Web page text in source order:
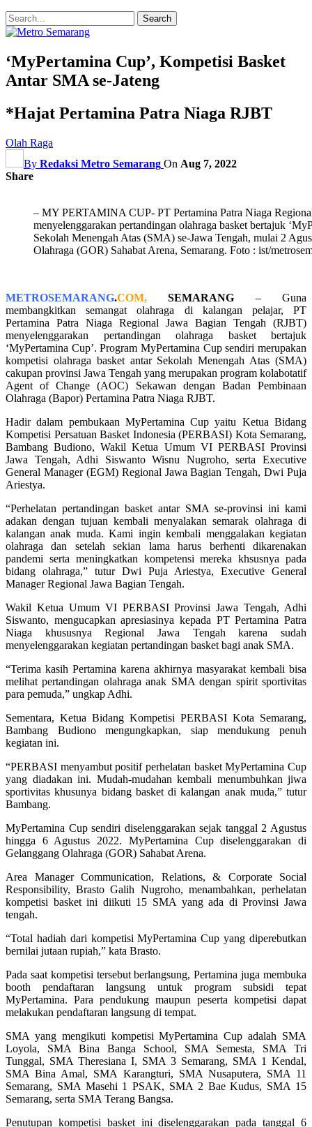
‘MyPertamina Cup’, Kompetisi Basket
Antar SMA se-Jateng
*Hajat Pertamina Patra Niaga RJBT
Olah Raga
By Redaksi Metro Semarang On Aug 7, 2022
Share
– MY PERTAMINA CUP- PT Pertamina Patra Niaga
menyelenggarakan pertandingan olahraga basket bertajuk
Sekolah Menengah Atas (SMA) se-Jawa Tengah, mulai 2
Olahraga (GOR) Sahabat Arena, Semarang. Foto : ist/
METROSEMARANG.COM,SEMARANG – Guna
membangkitkan semangat olahraga di kalangan pelajar, PT
Pertamina Patra Niaga Regional Jawa Bagian Tengah (RJBT)
menyelenggarakan pertandingan olahraga basket bertajuk
‘MyPertamina Cup’. Program MyPertamina Cup sendiri merupakan
kompetisi olahraga basket antar Sekolah Menengah Atas (SMA)
cakupan provinsi Jawa Tengah yang merupakan program kolabotatif
Agent of Change (AOC) Sekawan dengan Badan Pembinaan
Olahraga (Bapor) Pertamina Patra Niaga RJBT.
Hadir dalam pembukaan MyPertamina Cup yaitu Ketua Bidang
Kompetisi Persatuan Basket Indonesia (PERBASI) Kota Semarang,
Bambang Budiono, Wakil Ketua Umum VI PERBASI Provinsi
Jawa Tengah, Adhi Siswanto Wisnu Nugroho, serta Executive
General Manager (EGM) Regional Jawa Bagian Tengah, Dwi Puja
Ariestya.
“Perhelatan pertandingan basket antar SMA se-provinsi ini kami
adakan dengan tujuan kembali menyalakan semarak olahraga di
kalangan anak muda. Kami ingin kembali menggalakan kegiatan
olahraga dan setelah sekian lama harus berhenti dikarenakan
pandemi serta meningkatkan kompetensi mereka khsusnya pada
bidang olahraga,” tutur Dwi Puja Ariestya, Executive General
Manager Regional Jawa Bagian Tengah.
Wakil Ketua Umum VI PERBASI Provinsi Jawa Tengah, Adhi
Siswanto, mengucapkan apresiasinya kepada PT Pertamina Patra
Niaga khususnya Regional Jawa Tengah karena sudah
menyelenggarakan kegiatan pertandingan basket bagi anak SMA.
“Terima kasih Pertamina karena akhirnya masyarakat kembali bisa
melihat pertandingan olahraga anak SMA dengan spirit sportivitas
para pemuda,” ungkap Adhi.
Sementara, Ketua Bidang Kompetisi PERBASI Kota Semarang,
Bambang Budiono mengungkapkan, siap mendukung penuh
kegiatan ini.
“PERBASI menyambut positif perhelatan basket MyPertamina Cup
yang diadakan ini. Mudah-mudahan kembali menumbuhkan jiwa
sportivitas khusunya bidang basket di kalangan anak muda,” tutur
Bambang.
MyPertamina Cup sendiri diselenggarakan sejak tanggal 2 Agustus
hingga 6 Agustus 2022. MyPertamina Cup diselenggarakan di
Gelanggang Olahraga (GOR) Sahabat Arena.
Area Manager Communication, Relations, & Corporate Social
Responsibility, Brasto Galih Nugroho, menambahkan, perhelatan
kompetisi basket ini diikuti 15 SMA yang ada di Provinsi Jawa
tengah.
“Total hadiah dari kompetisi MyPertamina Cup yang diperebutkan
bernilai jutaan rupiah,” kata Brasto.
Pada saat kompetisi tersebut berlangsung, Pertamina juga membuka
booth pendaftaran langsung untuk program subsidi tepat
MyPertamina. Para pendukung maupun peserta kompetisi dapat
melakukan pendaftaran langsung di tempat.
SMA yang mengikuti kompetisi MyPertamina Cup adalah SMA
Loyola, SMA Bina Banga School, SMA Semesta, SMA Tri
Tunggal, SMA Theresiana I, SMA 3 Semarang, SMA 1 Kendal,
SMA Bina Amal, SMA Karangturi, SMA Nusaputera, SMA 11
Semarang, SMA Masehi 1 PSAK, SMA 2 Bae Kudus, SMA 15
Semarang, serta SMA Terang Bangsa.
Penutupan kompetisi basket ini diselenggarakan pada tanggal 6